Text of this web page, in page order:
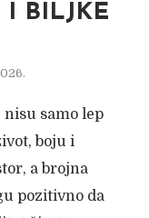
I BILJKE
samo lep
boju i
a brojna
pozitivno da